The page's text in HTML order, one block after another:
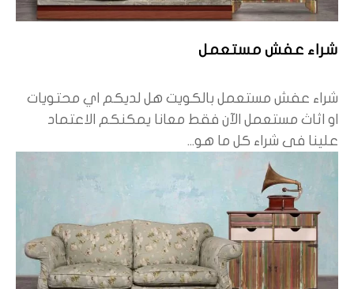
شراء عفش مستعمل
شراء عفش مستعمل بالكويت هل لديكم اي محتويات
او اثاث مستعمل الآن فقط معانا يمكنكم الاعتماد
علينا فى شراء كل ما هو...